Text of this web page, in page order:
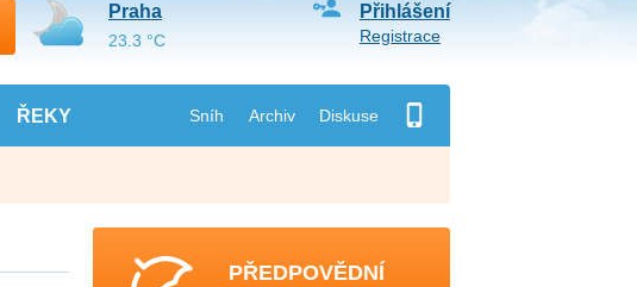
ŘEKY Sníh Archiv Diskuse
Přihlášení
Registrace
Praha
23.3 °C
PŘEDPOVĚDNÍ